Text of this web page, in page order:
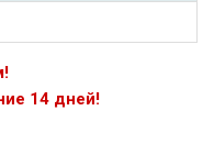
14 дней!